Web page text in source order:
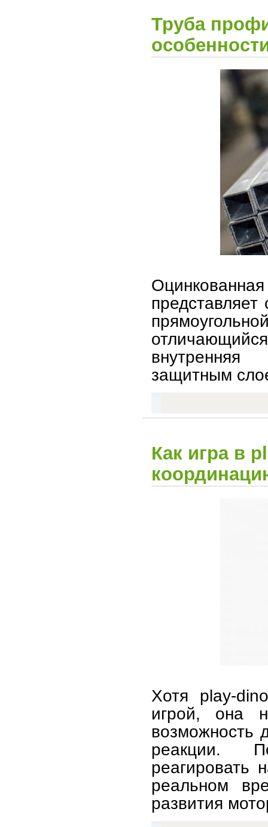
Труба
защитным
Как игра в
Хотя play-
игрой, она
возможность
реакции.
реагировать
реальном
развития